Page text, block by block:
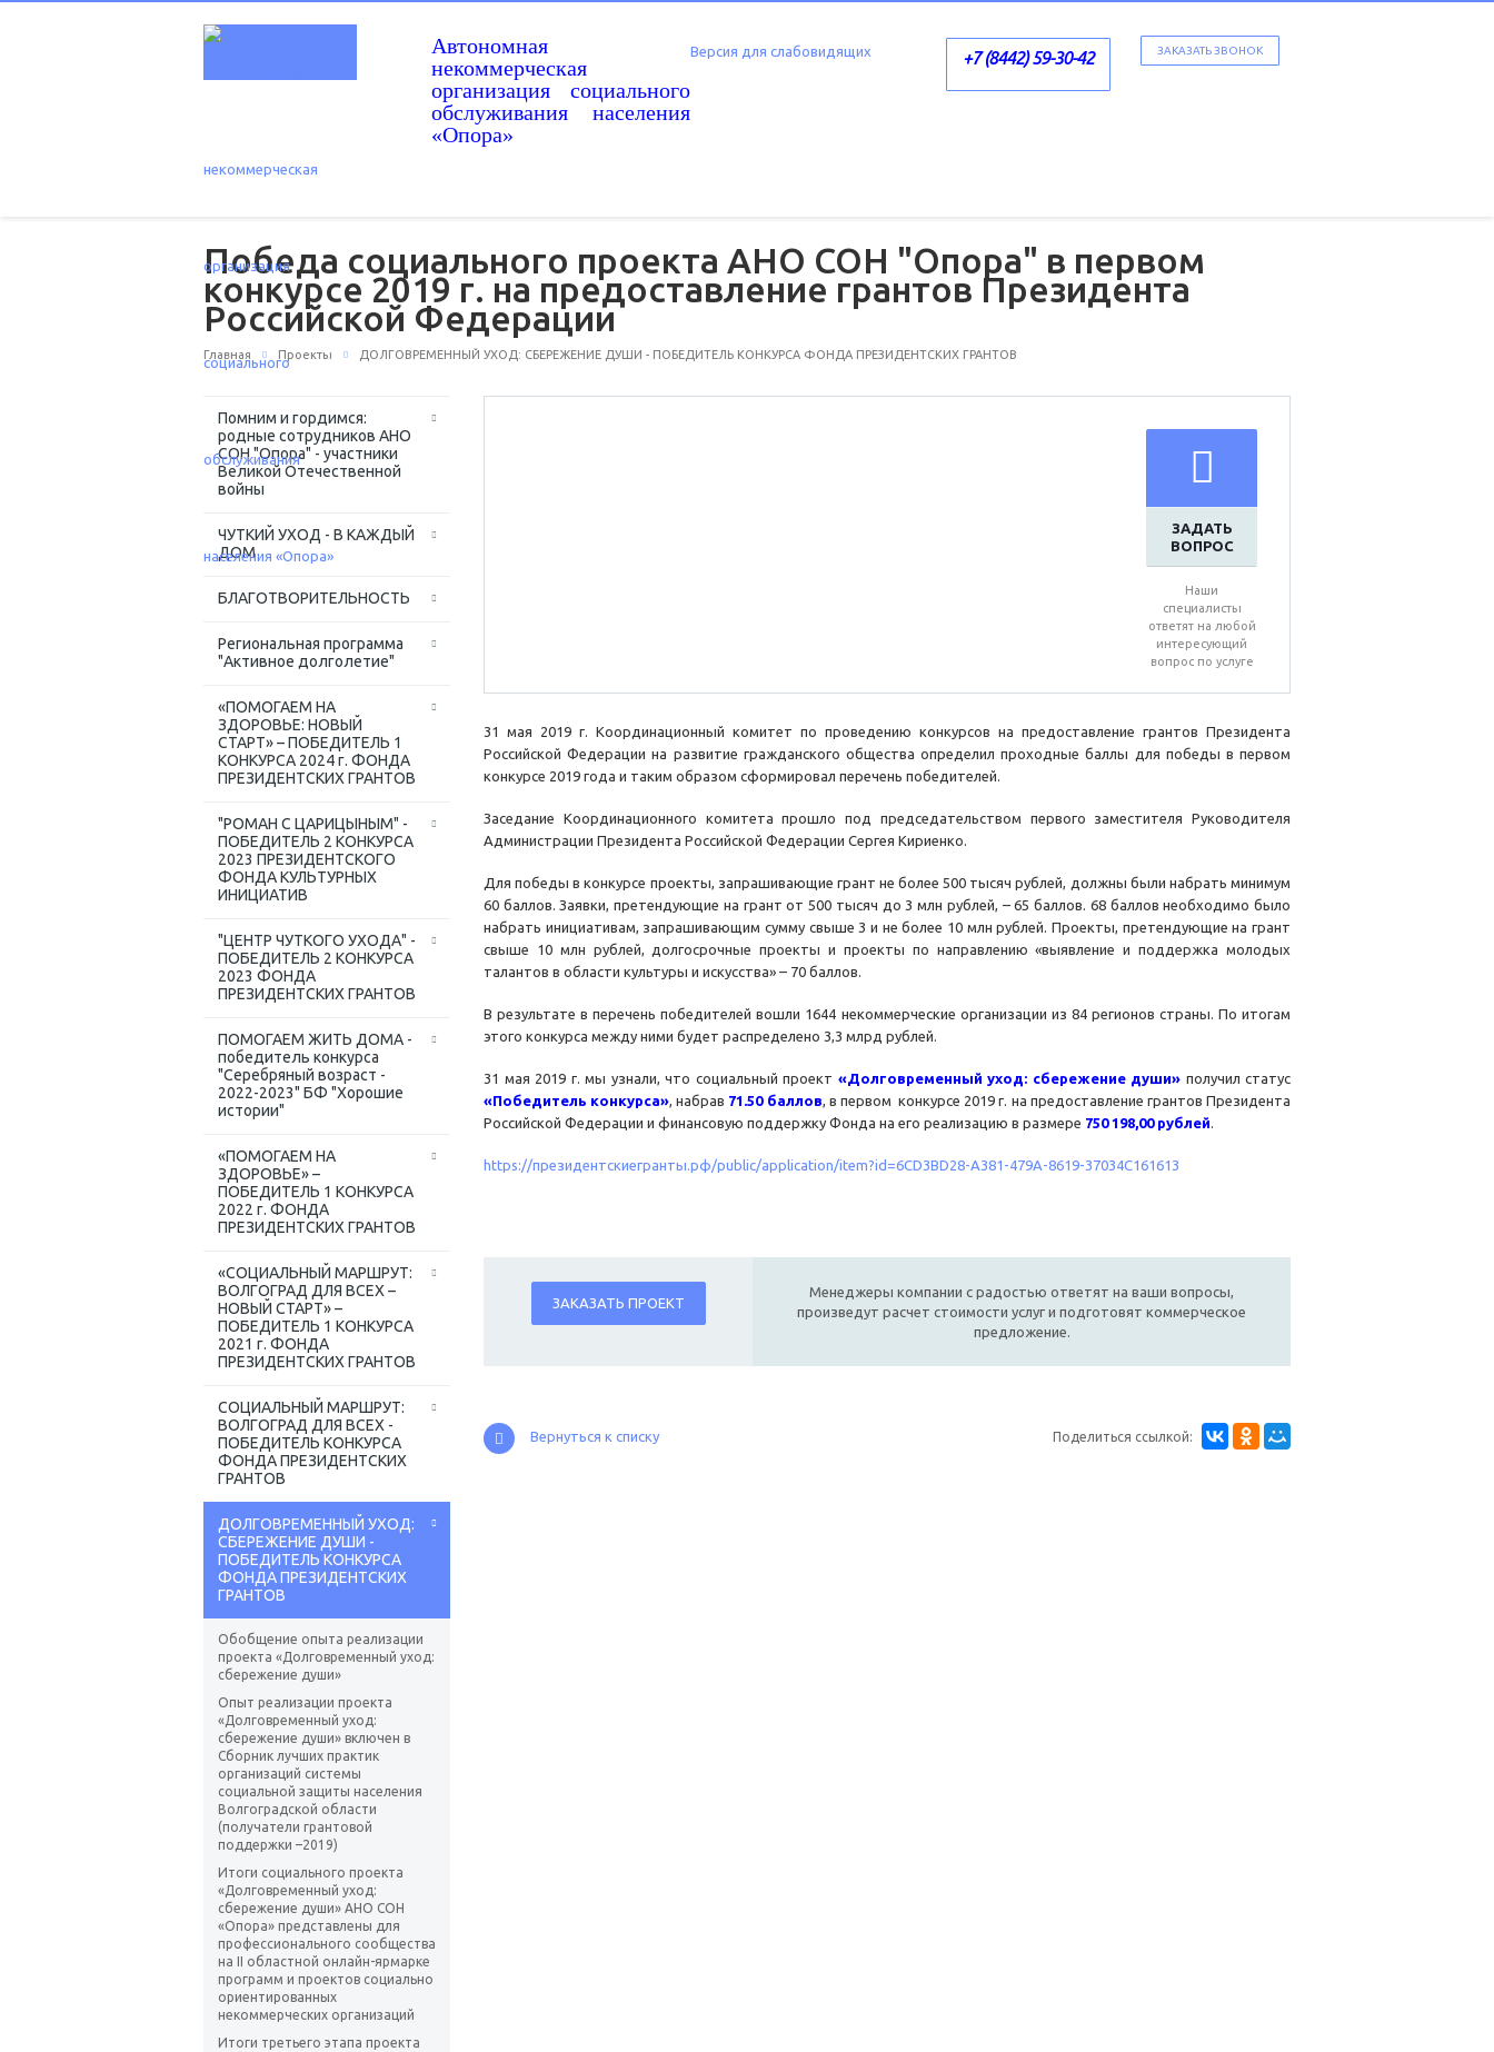
Автономная
некоммерческая
организация социального
обслуживания населения
«Опора»
ЗАКАЗАТЬ ЗВОНОК
+7 (8442) 59-30-42
Версия для слабовидящих
Победа социального проекта АНО СОН "Опора" в первом
конкурсе 2019 г. на предоставление грантов Президента
Российской Федерации
Главная Проекты ДОЛГОВРЕМЕННЫЙ УХОД: СБЕРЕЖЕНИЕ ДУШИ - ПОБЕДИТЕЛЬ КОНКУРСА ФОНДА ПРЕЗИДЕНТСКИХ ГРАНТОВ
Помним и гордимся:
родные сотрудников АНО
СОН "Опора" - участники
Великой Отечественной
войны
ЧУТКИЙ УХОД - В КАЖДЫЙ
ДОМ
БЛАГОТВОРИТЕЛЬНОСТЬ
Региональная программа
"Активное долголетие"
«ПОМОГАЕМ НА
ЗДОРОВЬЕ: НОВЫЙ
СТАРТ» – ПОБЕДИТЕЛЬ 1
КОНКУРСА 2024 г. ФОНДА
ПРЕЗИДЕНТСКИХ ГРАНТОВ
"РОМАН С ЦАРИЦЫНЫМ" -
ПОБЕДИТЕЛЬ 2 КОНКУРСА
2023 ПРЕЗИДЕНТСКОГО
ФОНДА КУЛЬТУРНЫХ
ИНИЦИАТИВ
"ЦЕНТР ЧУТКОГО УХОДА" -
ПОБЕДИТЕЛЬ 2 КОНКУРСА
2023 ФОНДА
ПРЕЗИДЕНТСКИХ ГРАНТОВ
ПОМОГАЕМ ЖИТЬ ДОМА -
победитель конкурса
"Серебряный возраст -
2022-2023" БФ "Хорошие
истории"
«ПОМОГАЕМ НА
ЗДОРОВЬЕ» –
ПОБЕДИТЕЛЬ 1 КОНКУРСА
2022 г. ФОНДА
ПРЕЗИДЕНТСКИХ ГРАНТОВ
«СОЦИАЛЬНЫЙ МАРШРУТ:
ВОЛГОГРАД ДЛЯ ВСЕХ –
НОВЫЙ СТАРТ» –
ПОБЕДИТЕЛЬ 1 КОНКУРСА
2021 г. ФОНДА
ПРЕЗИДЕНТСКИХ ГРАНТОВ
СОЦИАЛЬНЫЙ МАРШРУТ:
ВОЛГОГРАД ДЛЯ ВСЕХ -
ПОБЕДИТЕЛЬ КОНКУРСА
ФОНДА ПРЕЗИДЕНТСКИХ
ГРАНТОВ
ДОЛГОВРЕМЕННЫЙ УХОД:
СБЕРЕЖЕНИЕ ДУШИ -
ПОБЕДИТЕЛЬ КОНКУРСА
ФОНДА ПРЕЗИДЕНТСКИХ
ГРАНТОВ
Обобщение опыта реализации
проекта «Долговременный уход:
сбережение души»
Опыт реализации проекта
«Долговременный уход:
сбережение души» включен в
Сборник лучших практик
организаций системы
социальной защиты населения
Волгоградской области
(получатели грантовой
поддержки –2019)
Итоги социального проекта
«Долговременный уход:
сбережение души» АНО СОН
«Опора» представлены для
профессионального сообщества
на II областной онлайн-ярмарке
программ и проектов социально
ориентированных
некоммерческих организаций
Итоги третьего этапа проекта
ЗАДАТЬ
ВОПРОС
Наши
специалисты
ответят на любой
интересующий
вопрос по услуге
31 мая 2019 г. Координационный комитет по проведению конкурсов на предоставление грантов Президента
Российской Федерации на развитие гражданского общества определил проходные баллы для победы в первом
конкурсе 2019 года и таким образом сформировал перечень победителей.
Заседание Координационного комитета прошло под председательством первого заместителя Руководителя
Администрации Президента Российской Федерации Сергея Кириенко.
Для победы в конкурсе проекты, запрашивающие грант не более 500 тысяч рублей, должны были набрать минимум
60 баллов. Заявки, претендующие на грант от 500 тысяч до 3 млн рублей, – 65 баллов. 68 баллов необходимо было
набрать инициативам, запрашивающим сумму свыше 3 и не более 10 млн рублей. Проекты, претендующие на грант
свыше 10 млн рублей, долгосрочные проекты и проекты по направлению «выявление и поддержка молодых
талантов в области культуры и искусства» – 70 баллов.
В результате в перечень победителей вошли 1644 некоммерческие организации из 84 регионов страны. По итогам
этого конкурса между ними будет распределено 3,3 млрд рублей.
31 мая 2019 г. мы узнали, что социальный проект «Долговременный уход: сбережение души» получил статус
«Победитель конкурса», набрав 71.50 баллов, в первом конкурсе 2019 г. на предоставление грантов Президента
Российской Федерации и финансовую поддержку Фонда на его реализацию в размере 750 198,00 рублей.
https://президентскиегранты.рф/public/application/item?id=6CD3BD28-A381-479A-8619-37034C161613
ЗАКАЗАТЬ ПРОЕКТ
Менеджеры компании с радостью ответят на ваши вопросы,
произведут расчет стоимости услуг и подготовят коммерческое
предложение.
Поделиться ссылкой:
Вернуться к списку